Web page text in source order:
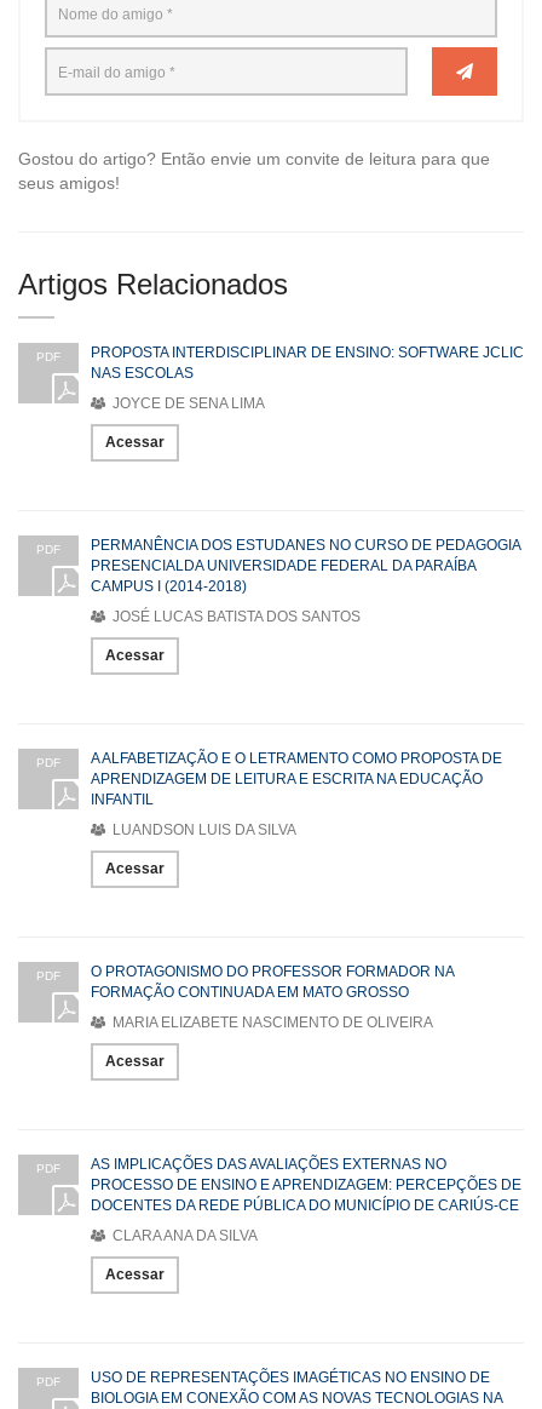
Gostou do artigo? Então envie um convite de leitura para que
seus amigos!
Artigos Relacionados
PDF
PROPOSTA INTERDISCIPLINAR DE ENSINO: SOFTWARE JCLIC
NAS ESCOLAS
JOYCE DE SENA LIMA
Acessar
PDF
PERMANÊNCIA DOS ESTUDANES NO CURSO DE PEDAGOGIA
PRESENCIALDA UNIVERSIDADE FEDERAL DA PARAÍBA
CAMPUS I (2014-2018)
JOSÉ LUCAS BATISTA DOS SANTOS
Acessar
PDF
A ALFABETIZAÇÃO E O LETRAMENTO COMO PROPOSTA DE
APRENDIZAGEM DE LEITURA E ESCRITA NA EDUCAÇÃO
INFANTIL
LUANDSON LUIS DA SILVA
Acessar
PDF
O PROTAGONISMO DO PROFESSOR FORMADOR NA
FORMAÇÃO CONTINUADA EM MATO GROSSO
MARIA ELIZABETE NASCIMENTO DE OLIVEIRA
Acessar
PDF
AS IMPLICAÇÕES DAS AVALIAÇÕES EXTERNAS NO
PROCESSO DE ENSINO E APRENDIZAGEM: PERCEPÇÕES DE
DOCENTES DA REDE PÚBLICA DO MUNICÍPIO DE CARIÚS-CE
CLARA ANA DA SILVA
Acessar
PDF
USO DE REPRESENTAÇÕES IMAGÉTICAS NO ENSINO DE
BIOLOGIA EM CONEXÃO COM AS NOVAS TECNOLOGIAS NA